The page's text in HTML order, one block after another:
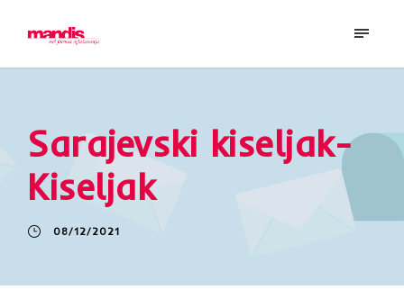
Sarajevski kiseljak-
Kiseljak
08/12/2021